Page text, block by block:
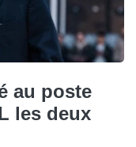
au poste
les deux